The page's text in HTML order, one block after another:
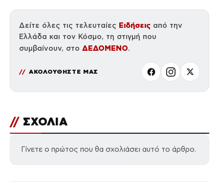
Δείτε όλες τις τελευταίες Ειδήσεις από την
Ελλάδα και τον Κόσμο, τη στιγμή που
συμβαίνουν, στο ΔΕΔΟΜΕΝΟ.
ΑΚΟΛΟΥΘΗΣΤΕ ΜΑΣ
// ΣΧΟΛΙΑ
Γίνετε ο πρώτος που θα σχολιάσει αυτό το άρθρο.